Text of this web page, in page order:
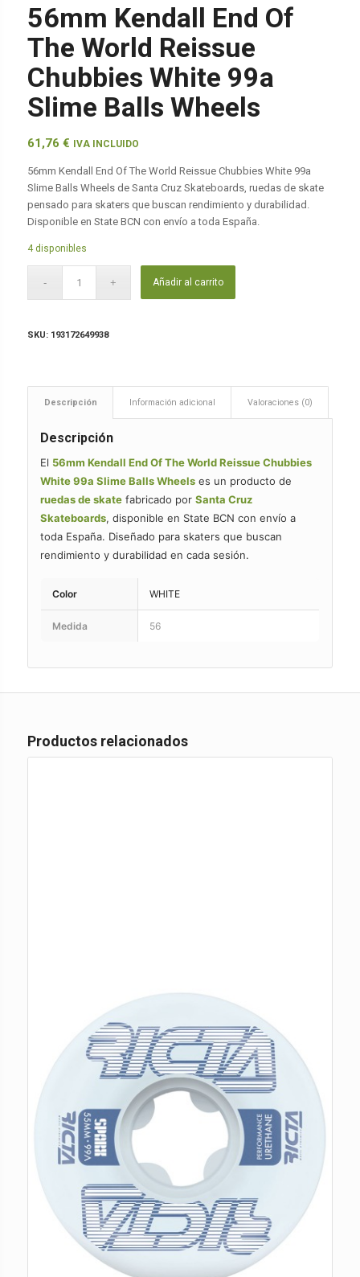
56mm Kendall End Of
The World Reissue
Chubbies White 99a
Slime Balls Wheels
61,76 € IVA INCLUIDO
56mm Kendall End Of The World Reissue Chubbies White 99a
Slime Balls Wheels de Santa Cruz Skateboards, ruedas de skate
pensado para skaters que buscan rendimiento y durabilidad.
Disponible en State BCN con envío a toda España.
4 disponibles
Añadir al carrito
SKU: 193172649938
Descripción Información adicional Valoraciones (0)
Descripción
El 56mm Kendall End Of The World Reissue Chubbies
White 99a Slime Balls Wheelses un producto de
ruedas de skatefabricado por Santa Cruz
Skateboards, disponible en State BCN con envío a
toda España. Diseñado para skaters que buscan
rendimiento y durabilidad en cada sesión.
Color WHITE
Medida 56
Productos relacionados